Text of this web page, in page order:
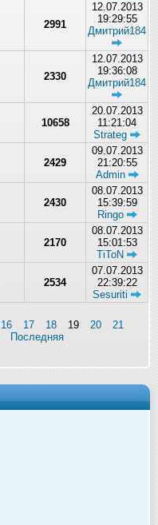
2991
12.07.2013
19:29:55
Дмитрий184
2330
12.07.2013
19:36:08
Дмитрий184
10658
20.07.2013
11:21:04
Strateg
2429
09.07.2013
21:20:55
Admin
2430
08.07.2013
15:39:59
Ringo
2170
08.07.2013
15:01:53
TiToN
2534
07.07.2013
22:39:22
Sesuriti
16 17 18 19 20
21
Последняя